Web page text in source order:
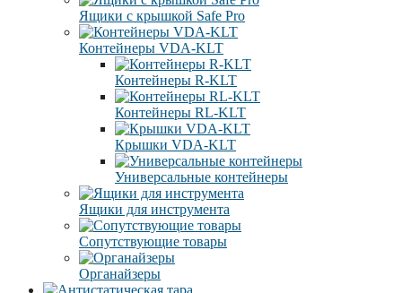
Ящики с крышкой Safe Pro
Контейнеры VDA-KLT
Контейнеры R-KLT
Контейнеры RL-KLT
Крышки VDA-KLT
Универсальные контейнеры
Ящики для инструмента
Сопутствующие товары
Органайзеры